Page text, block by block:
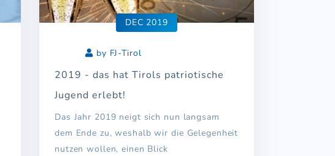
DEC 2019
by FJ-Tirol
2019 - das hat Tirols patriotische
Jugend erlebt!
Das Jahr 2019 neigt sich nun langsam
dem Ende zu, weshalb wir die Gelegenheit
nutzen wollen, einen Blick